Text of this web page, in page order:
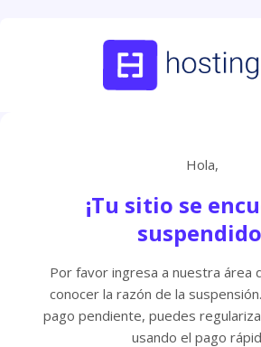
Hola,
¡Tu sitio se
Por favor ingresa a nuestra área
conocer la razón de la
pago pendiente, puedes
usando el pago